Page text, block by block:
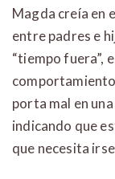
Magda creía en
entre padres e
“tiempo fuera”,
comportamiento
porta mal en
indicando que
que necesita